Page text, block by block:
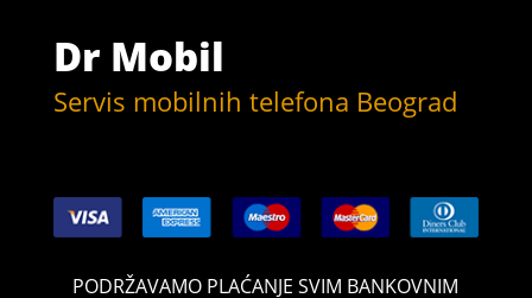
Dr Mobil
Servis mobilnih telefona Beograd
PODRŽAVAMO PLAĆANJE SVIM BANKOVNIM